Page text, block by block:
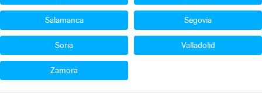
Salamanca Segovia
Soria Valladolid
Zamora